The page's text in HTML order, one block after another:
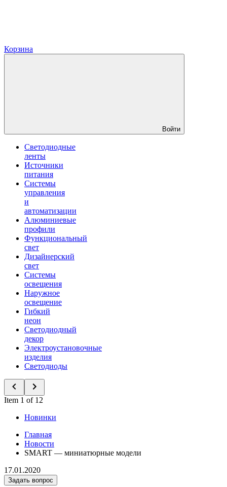
Корзина
Войти
Светодиодные
ленты
Источники
питания
Системы
управления
и
автоматизации
Алюминиевые
профили
Функциональный
свет
Дизайнерский
свет
Системы
освещения
Наружное
освещение
Гибкий
неон
Светодиодный
декор
Электроустановочные
изделия
Светодиоды
Item 1 of 12
Новинки
Главная
Новости
SMART — миниатюрные модели
17.01.2020
Задать вопрос